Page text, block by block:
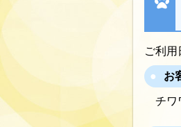
ご利用
お
チワ